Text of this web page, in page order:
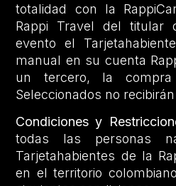
totalidad con la
Rappi Travel del titular
evento el
manual en su cuenta
un tercero, la
Seleccionados no
Condiciones y
todas las personas
Tarjetahabientes de la
en el territorio